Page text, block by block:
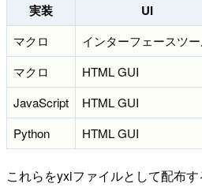
実装 UI
マクロ
インターフェースツ
マクロ
HTML GUI
JavaScript
HTML GUI
Python
HTML GUI
これらをyxiファイルとして配布